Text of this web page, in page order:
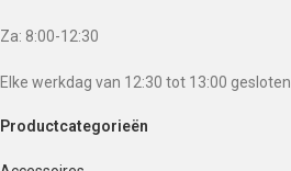
Za: 8:00-12:30
Elke werkdag van 12:30 tot 13:00 gesloten
Productcategorieën